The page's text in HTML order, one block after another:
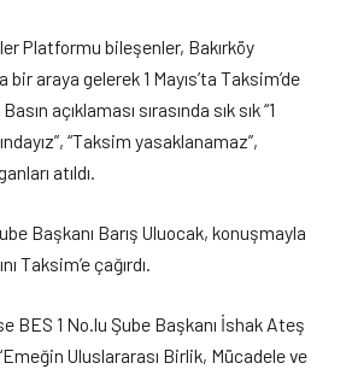
Platformu bileşenler, Bakırköy
bir araya gelerek 1 Mayıs’ta Taksim’de
açıklaması sırasında sık sık “1
“Taksim yasaklanamaz”,
atıldı.
Başkanı Barış Uluocak, konuşmayla
Taksim’e çağırdı.
BES 1 No.lu Şube Başkanı İshak Ateş
Uluslararası Birlik, Mücadele ve